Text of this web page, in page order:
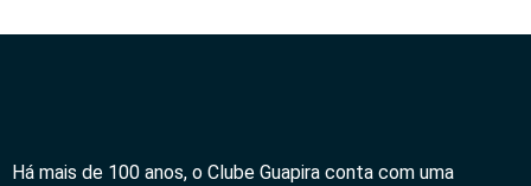
Há mais de 100 anos, o Clube Guapira conta com uma